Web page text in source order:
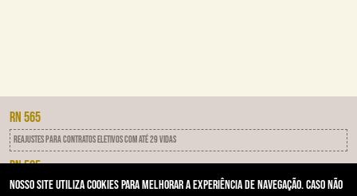
RN 565
Reajustes para contratos eletivos com até 29 vidas
RN 505
IDSS - Programa de qualificação das operadoras
Nosso site utiliza cookies para melhorar a experiência de navegação. Caso não